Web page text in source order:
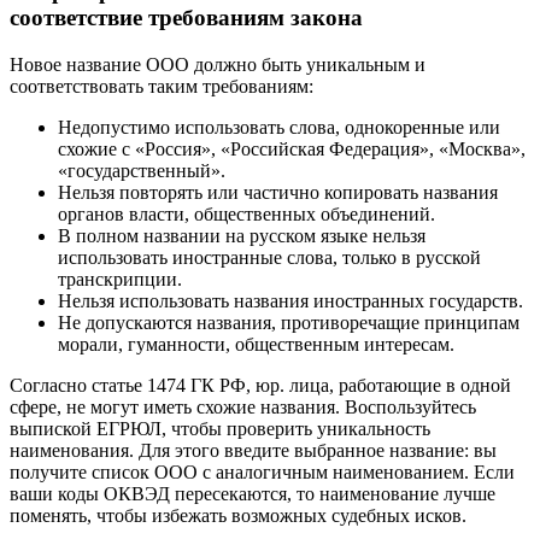
соответствие требованиям закона
Новое название ООО должно быть уникальным и
соответствовать таким требованиям:
Недопустимо использовать слова, однокоренные или
схожие с «Россия», «Российская Федерация», «Москва»,
«государственный».
Нельзя повторять или частично копировать названия
органов власти, общественных объединений.
В полном названии на русском языке нельзя
использовать иностранные слова, только в русской
транскрипции.
Нельзя использовать названия иностранных государств.
Не допускаются названия, противоречащие принципам
морали, гуманности, общественным интересам.
Согласно статье 1474 ГК РФ, юр. лица, работающие в одной
сфере, не могут иметь схожие названия. Воспользуйтесь
выпиской ЕГРЮЛ, чтобы проверить уникальность
наименования. Для этого введите выбранное название: вы
получите список ООО с аналогичным наименованием. Если
ваши коды ОКВЭД пересекаются, то наименование лучше
поменять, чтобы избежать возможных судебных исков.